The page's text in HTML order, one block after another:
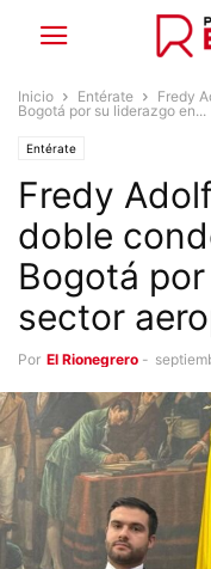
Inicio Entérate
Fredy
Bogotá por su liderazgo en...
Entérate
Fredy
doble
Bogotá
sector
Por El Rionegrero -